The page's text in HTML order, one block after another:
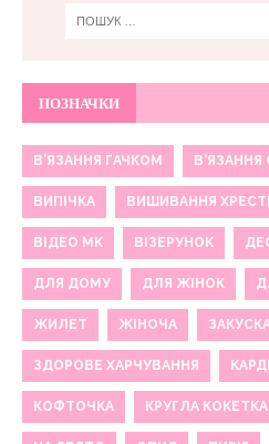
ПОЗНАЧКИ
В'ЯЗАННЯ ГАЧКОМ В'ЯЗАННЯ
ВИПІЧКА ВИШИВАННЯ
ВІДЕО МК ВІЗЕРУНОК
ДЛЯ ДОМУ ДЛЯ ЖІНОК
ЖИЛЕТ ЖІНОЧА
ЗДОРОВЕ ХАРЧУВАННЯ
КОФТОЧКА КРУГЛА КОКЕТКА